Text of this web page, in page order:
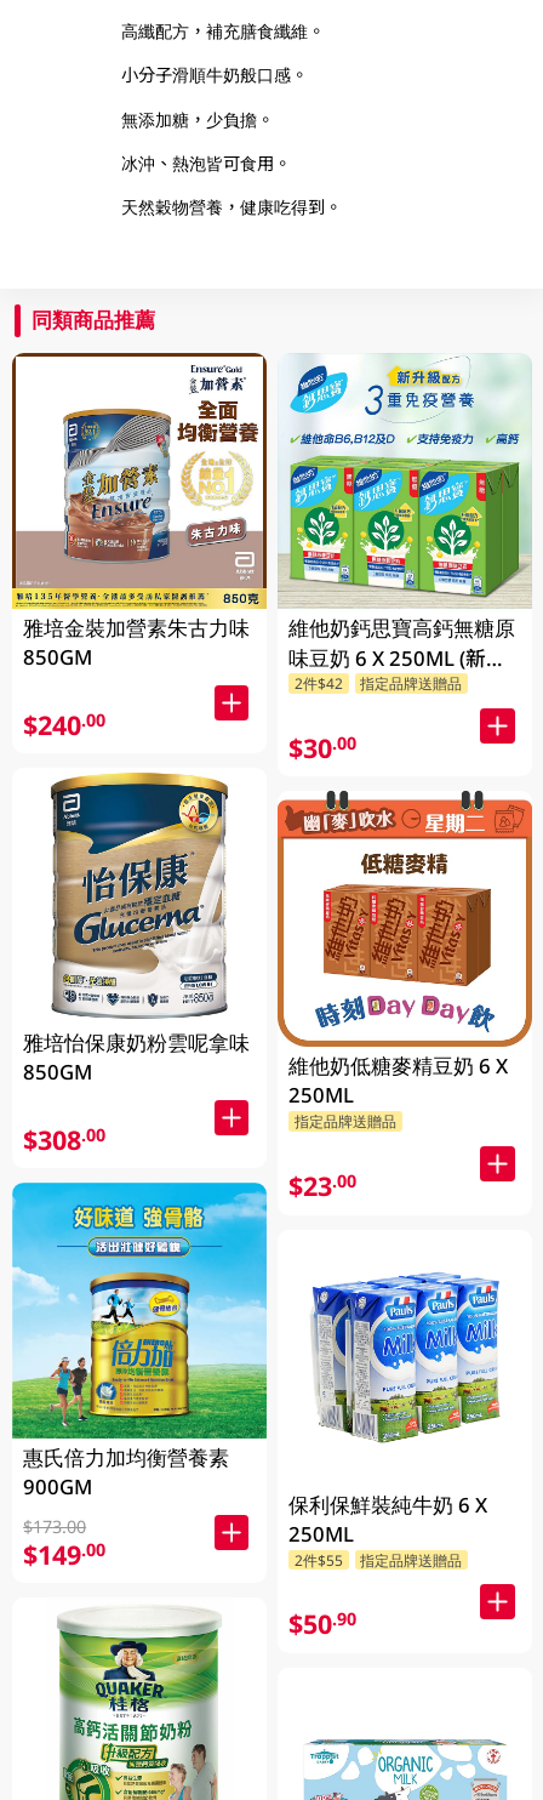
高纖配方，補充膳食纖維。
小分子滑順牛奶般口感。
無添加糖，少負擔。
冰沖、熱泡皆可食用。
天然穀物營養，健康吃得到。
同類商品推薦
雅培金裝加營素朱古力味
850GM
$240.00
雅培怡保康奶粉雲呢拿味
850GM
$308.00
惠氏倍力加均衡營養素
900GM
$173.00
$149.00
維他奶鈣思寶高鈣無糖原
味豆奶 6 X 250ML (新舊
包裝隨機發貨)
2件$42 指定品牌送贈品
$30.00
維他奶低糖麥精豆奶 6 X
250ML
指定品牌送贈品
$23.00
保利保鮮裝純牛奶 6 X
250ML
2件$55 指定品牌送贈品
$50.90